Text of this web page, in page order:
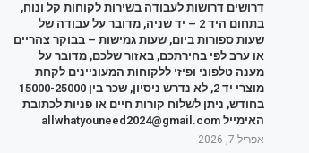
דרושים דרושות לעבודה בשירות לקוחות קל ונוח,
בתחום היד 2 – יד שניה, מדובר על עבודה של
שעות ספורות ביום, שעות גמישות – בבוקר צהריים
או ערב לפי בחירתכם, באזור שלכם, מדובר על
מענה טלפוני ופיזי ללקוחות המעוניינים לקחת
מוצרי יד 2, לא נדרש ניסיון, שכר בין 15000-25000
בחודש, ניתן לשלוח קורות חיים או פניות לכתובת
האימייל allwhatyouneed2024@gmail.com
אפריל 7, 2026